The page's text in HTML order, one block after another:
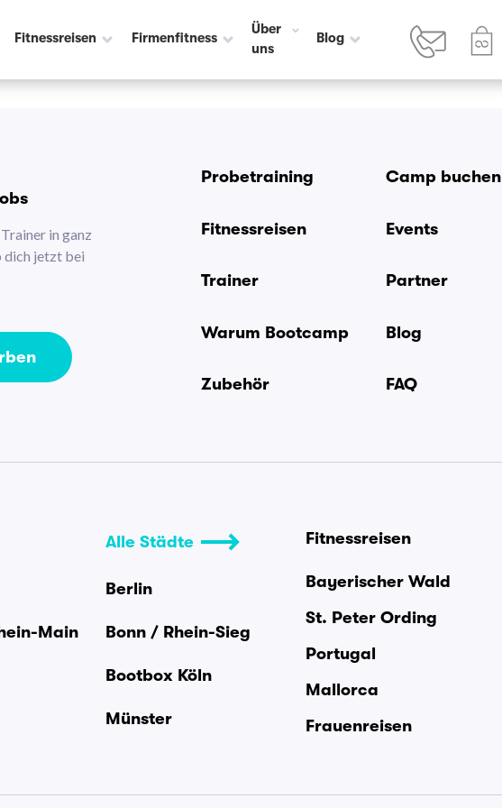
Fitnessreisen Firmenfitness
Über
uns
Blog
in ganz
dich jetzt bei
Probetraining Camp buchen
Fitnessreisen Events
Trainer Partner
Warum Bootcamp Blog
Zubehör FAQ
Alle Städte
Berlin
Main Bonn / Rhein-Sieg
Bootbox Köln
Münster
Fitnessreisen
Bayerischer Wald
St. Peter Ording
Portugal
Mallorca
Frauenreisen